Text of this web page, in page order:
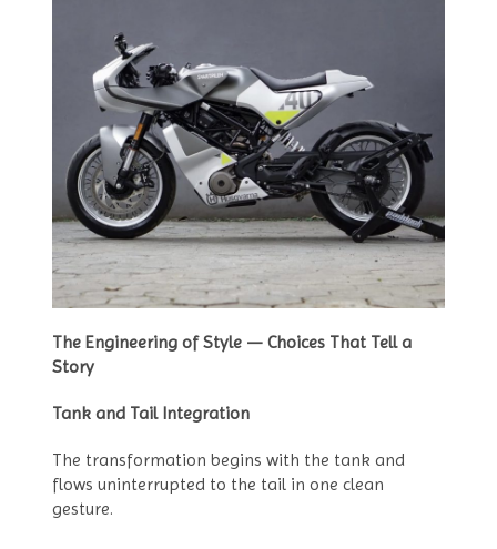
The Engineering of Style — Choices That Tell a
Story
Tank and Tail Integration
The transformation begins with the tank and
flows uninterrupted to the tail in one clean
gesture.